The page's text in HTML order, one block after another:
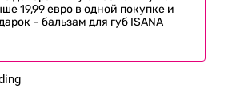
19,99 евро в одной покупке и
– бальзам для губ ISANA